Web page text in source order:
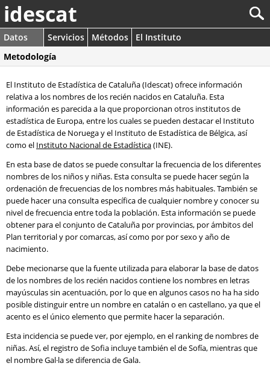
idescat
Datos Servicios Métodos
El Instituto
Metodología
El Instituto de Estadística de Cataluña (Idescat) ofrece información
relativa a los nombres de los recién nacidos en Cataluña. Esta
información es parecida a la que proporcionan otros institutos de
estadística de Europa, entre los cuales se pueden destacar el Instituto
de Estadística de Noruega y el Instituto de Estadística de Bélgica, así
como el Instituto Nacional de Estadística(INE).
En esta base de datos se puede consultar la frecuencia de los diferentes
nombres de los niños y niñas. Esta consulta se puede hacer según la
ordenación de frecuencias de los nombres más habituales. También se
puede hacer una consulta específica de cualquier nombre y conocer su
nivel de frecuencia entre toda la población. Esta información se puede
obtener para el conjunto de Cataluña por provincias, por ámbitos del
Plan territorial y por comarcas, así como por por sexo y año de
nacimiento.
Debe mecionarse que la fuente utilizada para elaborar la base de datos
de los nombres de los recién nacidos contiene los nombres en letras
mayúsculas sin acentuación, por lo que en algunos casos no ha ha sido
posible distinguir entre un nombre en catalán o en castellano, ya que el
acento es el único elemento que permite hacer la separación.
Esta incidencia se puede ver, por ejemplo, en el ranking de nombres de
niñas. Así, el registro de Sofia incluye también el de Sofía, mientras que
el nombre Gal·la se diferencia de Gala.